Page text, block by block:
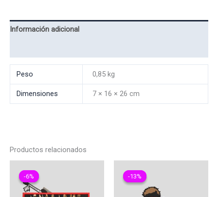
Información adicional
Peso 0,85 kg
Dimensiones 7 × 16 × 26 cm
Productos relacionados
-6%
-6% -13%
-13%